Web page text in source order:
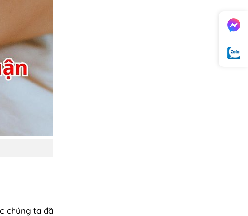
chúng ta đã